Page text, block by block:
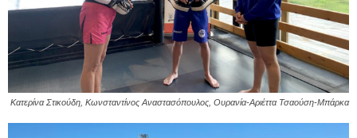
Κατερίνα Στικούδη, Κωνσταντίνος Αναστασόπουλος, Ουρανία-Αριέττα Τσαούση-Μπάρκα